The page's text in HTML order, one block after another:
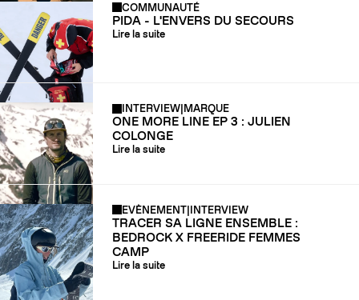
COMMUNAUTÉ
PIDA - L'ENVERS DU SECOURS
Lire la suite
INTERVIEW MARQUE
ONE MORE LINE EP 3 : JULIEN
COLONGE
Lire la suite
EVÈNEMENT|INTERVIEW
TRACER SA LIGNE ENSEMBLE :
BEDROCK X FREERIDE FEMMES
CAMP
Lire la suite